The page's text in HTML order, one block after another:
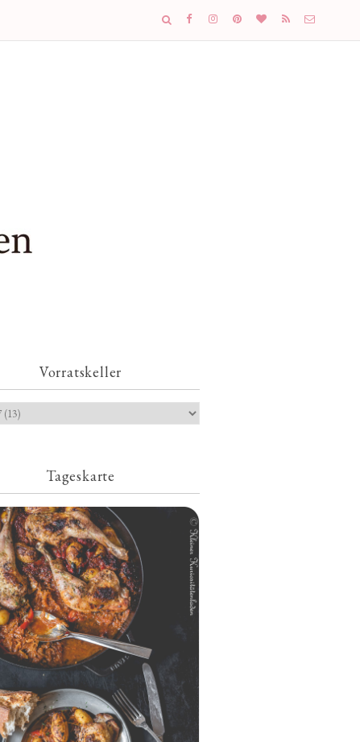
Vorratskeller
Tageskarte
Geschmorte Hähnchenschenkel auf
Paprikakraut und kleinen Kartoffeln